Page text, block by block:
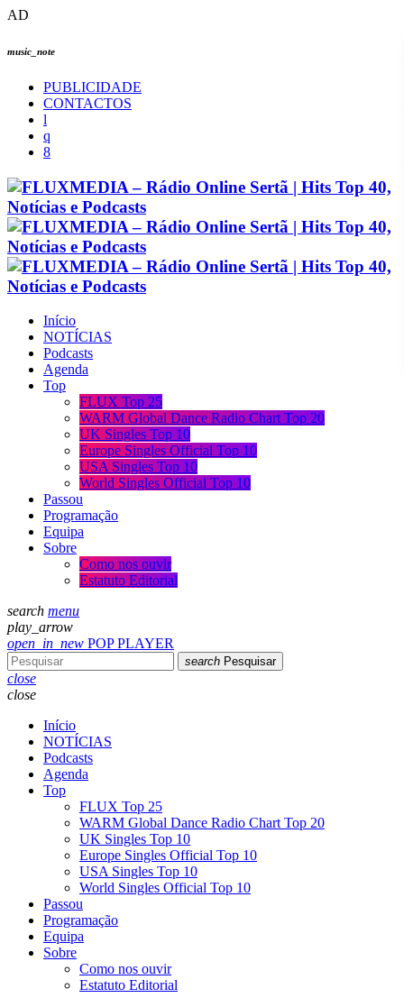
AD
music_note
PUBLICIDADE
CONTACTOS
Início
NOTÍCIAS
Podcasts
Agenda
Top
FLUX Top 25
WARM Global Dance Radio Chart Top 20
UK Singles Top 10
Europe Singles Official Top 10
USA Singles Top 10
World Singles Official Top 10
Passou
Programação
Equipa
Sobre
Como nos ouvir
Estatuto Editorial
search menu
play_arrow
open_in_new POP PLAYER
search Pesquisar
close
close
Início
NOTÍCIAS
Podcasts
Agenda
Top
FLUX Top 25
WARM Global Dance Radio Chart Top 20
UK Singles Top 10
Europe Singles Official Top 10
USA Singles Top 10
World Singles Official Top 10
Passou
Programação
Equipa
Sobre
Como nos ouvir
Estatuto Editorial